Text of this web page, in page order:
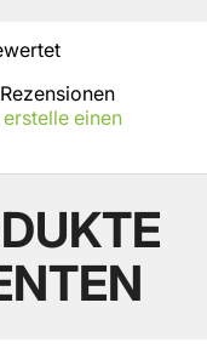
erstelle einen